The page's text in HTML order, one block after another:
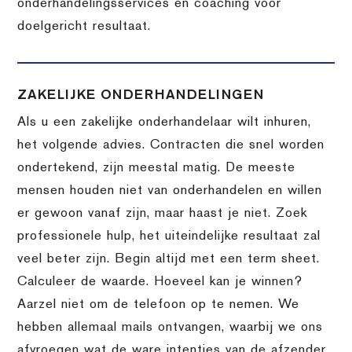
onderhandelingsservices en coaching voor
doelgericht resultaat.
ZAKELIJKE ONDERHANDELINGEN
Als u een zakelijke onderhandelaar wilt inhuren,
het volgende advies. Contracten die snel worden
ondertekend, zijn meestal matig. De meeste
mensen houden niet van onderhandelen en willen
er gewoon vanaf zijn, maar haast je niet. Zoek
professionele hulp, het uiteindelijke resultaat zal
veel beter zijn. Begin altijd met een term sheet.
Calculeer de waarde. Hoeveel kan je winnen?
Aarzel niet om de telefoon op te nemen. We
hebben allemaal mails ontvangen, waarbij we ons